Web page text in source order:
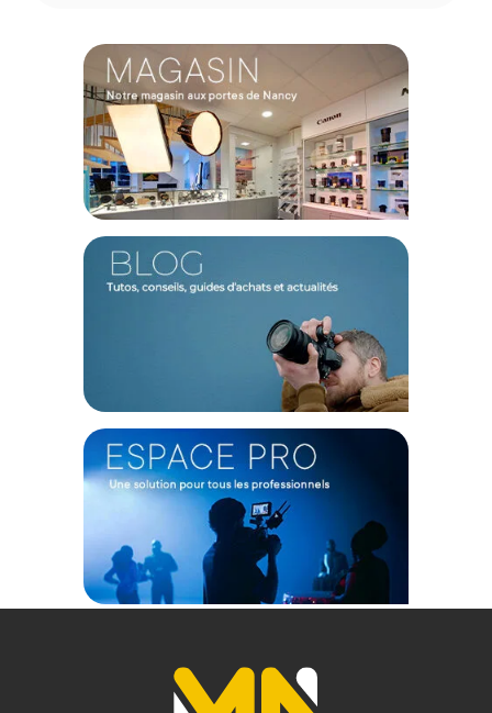
Sangles de compression : ajustables
Poche à clés : intégrée avec attache
CONTENU DU CARTON
1x Sac à dos PRVKE 15L avec Photo Bundle - Yuma Tan
Offre valable jusqu'au 07-08-2026 inclus.
Code EAN Wandrd PRVKE V4 15L - Yuma Tan Photo Bundle -
Sac à dos photo - Achat et Prix :850071051858
Garantie 2 ans
d'achat, sur la base d'une expédition Chronopost 24H vers un point
relais situé en France continentale uniquement, valable uniquement
sur les produits de moins de 1m et moins de 20Kg.
(2) Sous réserve d'éligibilité.
(3) Nombre de points Fidélité estimés, hors remises au panier, basé
sur le prix TTC en €, les points seront effectivement calculés dans le